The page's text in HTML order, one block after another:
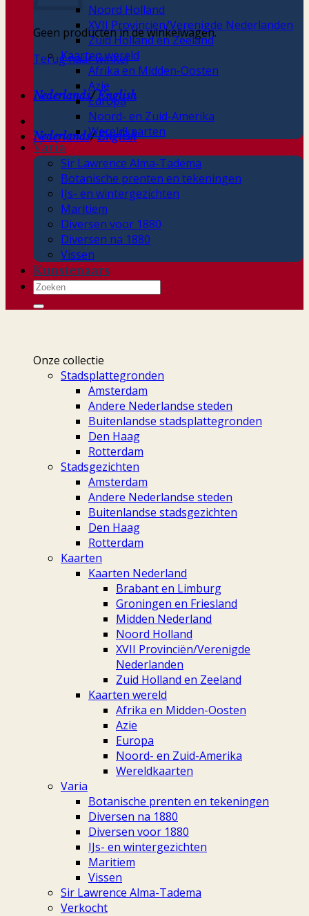
Geen producten in de winkelwagen.
Terug naar winkel
Nederlands/English
Nederlands/English
Noord Holland
XVII Provinciën/Verenigde Nederlanden
Zuid Holland en Zeeland
Kaarten wereld
Afrika en Midden-Oosten
Azie
Europa
Noord- en Zuid-Amerika
Wereldkaarten
Varia
Sir Lawrence Alma-Tadema
Botanische prenten en tekeningen
IJs- en wintergezichten
Maritiem
Diversen voor 1880
Diversen na 1880
Vissen
Kunstenaars
Zoeken
naar:
Onze collectie
Stadsplattegronden
Amsterdam
Andere Nederlandse steden
Buitenlandse stadsplattegronden
Den Haag
Rotterdam
Stadsgezichten
Amsterdam
Andere Nederlandse steden
Buitenlandse stadsgezichten
Den Haag
Rotterdam
Kaarten
Kaarten Nederland
Brabant en Limburg
Groningen en Friesland
Midden Nederland
Noord Holland
XVII Provinciën/Verenigde
Nederlanden
Zuid Holland en Zeeland
Kaarten wereld
Afrika en Midden-Oosten
Azie
Europa
Noord- en Zuid-Amerika
Wereldkaarten
Varia
Botanische prenten en tekeningen
Diversen na 1880
Diversen voor 1880
IJs- en wintergezichten
Maritiem
Vissen
Sir Lawrence Alma-Tadema
Verkocht